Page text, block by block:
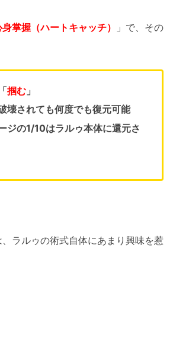
掌握（ハートキャッチ）
」で、その
掴む 」
壊されても何度でも復元可能
ジの1/10はラルゥ本体に還元さ
ラルゥの術式自体にあまり興味を惹